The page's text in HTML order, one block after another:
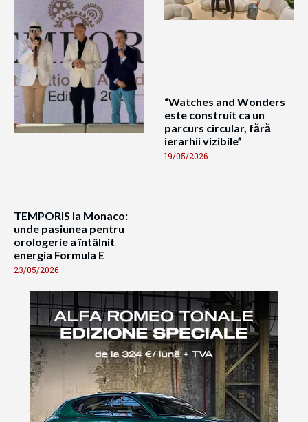
TEMPORIS la Monaco:
unde pasiunea pentru
orologerie a întâlnit
energia Formula E
23/05/2026
“Watches and Wonders
este construit ca un
parcurs circular, fără
ierarhii vizibile”
19/05/2026